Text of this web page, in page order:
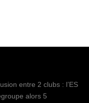
entre 2 clubs : l’ES
alors 5